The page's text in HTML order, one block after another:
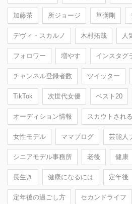
加藤茶 所ジョージ 草彅剛
デヴィ・スカルノ 木村拓哉 人
フォロワー 増やす インスタグ
チャンネル登録者数 ツイッター
TikTok 次世代女優 ベスト20
オーディション情報 スカウトされ
女性モデル ママブログ 芸能人
シニアモデル事務所 老後 健康
長生き 健康になるには 定年後
定年後の過ごし方 セカンドライフ